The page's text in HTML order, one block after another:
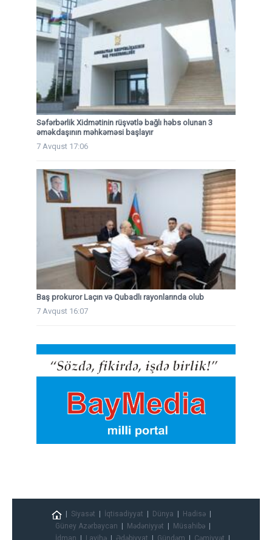
Səfərbərlik Xidmətinin rüşvətlə bağlı həbs olunan 3
əməkdaşının məhkəməsi başlayır
7 Avqust 17:06
Baş prokuror Laçın və Qubadlı rayonlarında olub
7 Avqust 16:07
Siyasət İqtisadiyyat Dünya
Hadisə
Güney Azərbaycan
Mədəniyyət
Müsahibə